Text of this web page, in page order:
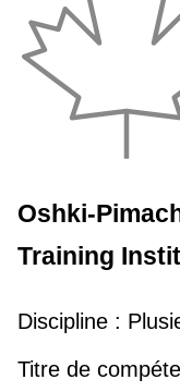
Oshki-
Training
Discipline :
Titre de